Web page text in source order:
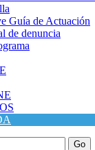
Guía de Actuación
de denuncia
Go